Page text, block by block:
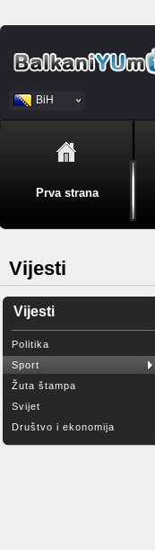
BiH
Srpski
Prva strana
Vijesti
Vijesti
Politika
Sport
Žuta štampa
Svijet
Društvo i ekonomija